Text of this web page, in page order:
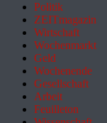
Politik
ZEITmagazin
Wirtschaft
Wochenmarkt
Geld
Wochenende
Gesellschaft
Arbeit
Feuilleton